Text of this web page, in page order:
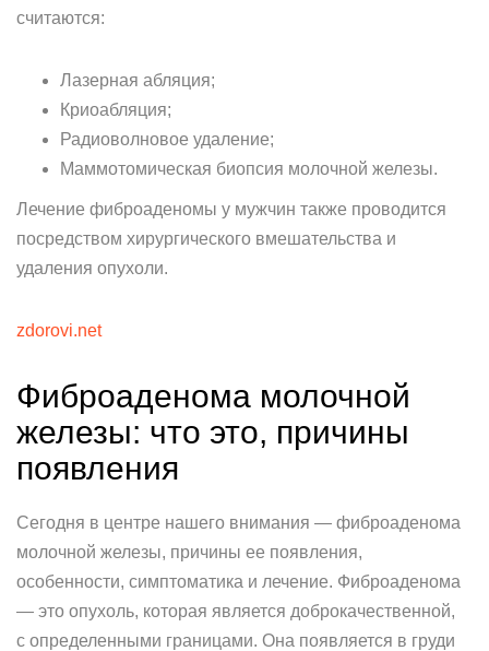
считаются:
Лазерная абляция;
Криоабляция;
Радиоволновое удаление;
Маммотомическая биопсия молочной железы.
Лечение фиброаденомы у мужчин также проводится
посредством хирургического вмешательства и
удаления опухоли.
zdorovi.net
Фиброаденома молочной
железы: что это, причины
появления
Сегодня в центре нашего внимания — фиброаденома
молочной железы, причины ее появления,
особенности, симптоматика и лечение. Фиброаденома
— это опухоль, которая является доброкачественной,
с определенными границами. Она появляется в груди